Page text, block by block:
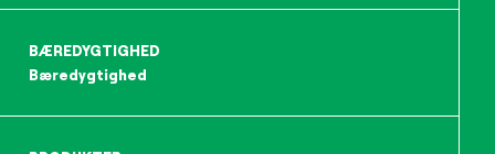
BÆREDYGTIGHED
Bæredygtighed